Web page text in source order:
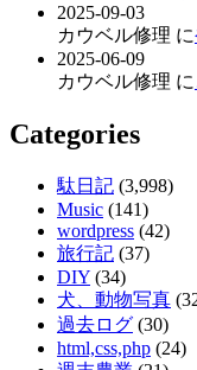
2025-09-03
カウベル修理 に
2025-06-09
カウベル修理 に
Categories
駄日記 (3,998)
Music (141)
wordpress (42)
旅行記 (37)
DIY (34)
犬、動物写真
過去ログ (30)
html,css,php (24)